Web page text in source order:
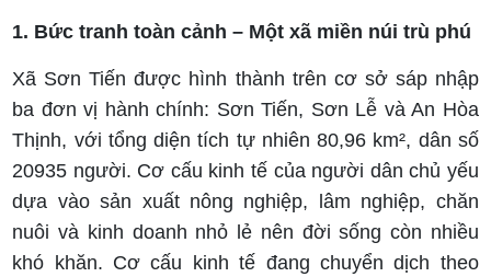
1. Bức tranh toàn cảnh – Một xã miền núi trù phú
Xã Sơn Tiến được hình thành trên cơ sở sáp nhập
ba đơn vị hành chính: Sơn Tiến, Sơn Lễ và An Hòa
Thịnh, với tổng diện tích tự nhiên 80,96 km², dân số
20935 người. Cơ cấu kinh tế của người dân chủ yếu
dựa vào sản xuất nông nghiệp, lâm nghiệp, chăn
nuôi và kinh doanh nhỏ lẻ nên đời sống còn nhiều
khó khăn. Cơ cấu kinh tế đang chuyển dịch theo